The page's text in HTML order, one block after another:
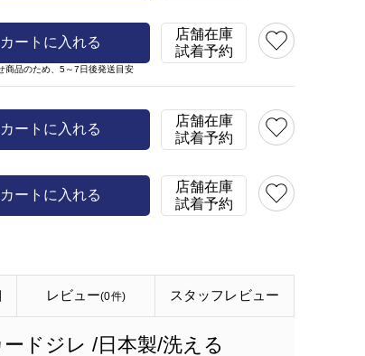
カートに入れる
商品のため、5～7日後発送目安
店舗在庫
試着予約
カートに入れる
店舗在庫
試着予約
カートに入れる
店舗在庫
試着予約
レビュー(0件) スタッフ レビュー
ドジレ /日本製/洗える